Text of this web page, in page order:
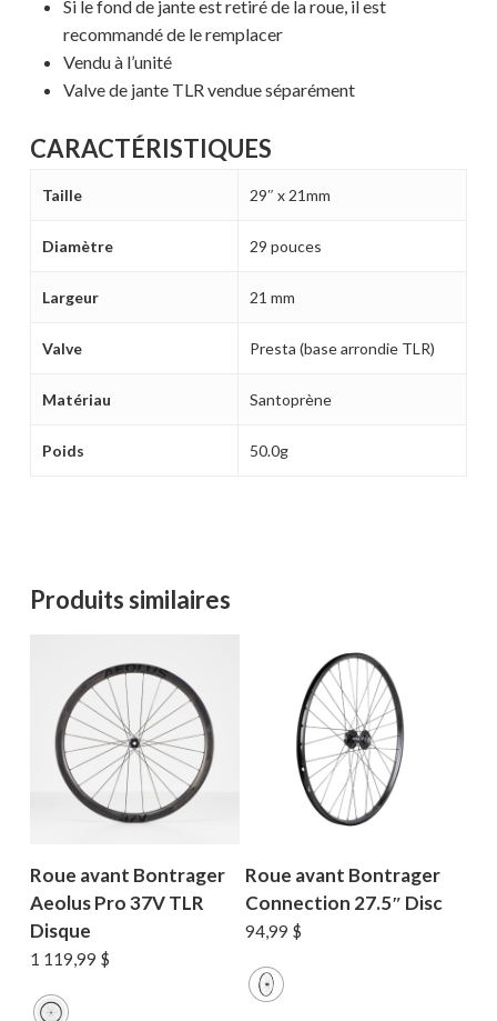
Votre panier est vide.
MAGASINER EN LIGNE
Si le fond de jante est retiré de la roue, il est
recommandé de le remplacer
Vendu à l’unité
Valve de jante TLR vendue séparément
CARACTÉRISTIQUES
Taille 29″ x 21mm
Diamètre 29 pouces
Largeur 21 mm
Valve Presta (base arrondie TLR)
Matériau Santoprène
Poids 50.0g
Produits similaires
Roue avant Bontrager
Aeolus Pro 37V TLR
Disque
1 119,99 $
Roue avant Bontrager
Connection 27.5″ Disc
94,99 $